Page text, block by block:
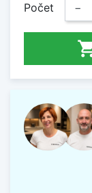
Počet −